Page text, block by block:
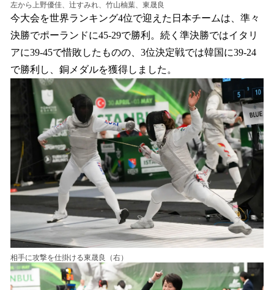
左から上野優佳、辻すみれ、竹山柚葉、東晟良
今大会を世界ランキング4位で迎えた日本チームは、準々
決勝でポーランドに45-29で勝利。続く準決勝ではイタリ
アに39-45で惜敗したものの、3位決定戦では韓国に39-24
で勝利し、銅メダルを獲得しました。
相手に攻撃を仕掛ける東晟良（右）